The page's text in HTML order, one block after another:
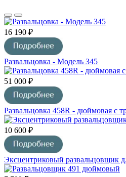
16 190 ₽
Развальцовка - Модель 345
51 000 ₽
Развальцовка 458R - дюймовая с
10 600 ₽
Эксцентриковый развальцовщик